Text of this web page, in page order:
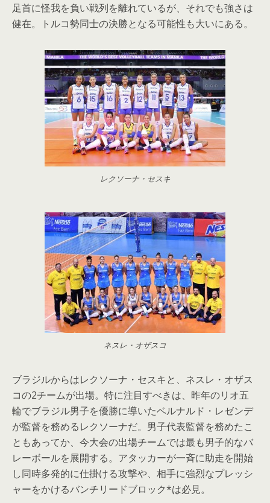
足首に怪我を負い戦列を離れているが、それでも強さは
健在。トルコ勢同士の決勝となる可能性も大いにある。
レクソーナ・セスキ
ネスレ・オザスコ
ブラジルからはレクソーナ・セスキと、ネスレ・オザス
コの2チームが出場。特に注目すべきは、昨年のリオ五
輪でブラジル男子を優勝に導いたベルナルド・レゼンデ
が監督を務めるレクソーナだ。男子代表監督を務めたこ
ともあってか、今大会の出場チームでは最も男子的なバ
レーボールを展開する。アタッカーが一斉に助走を開始
し同時多発的に仕掛ける攻撃や、相手に強烈なプレッシ
ャーをかけるバンチリードブロック*は必見。